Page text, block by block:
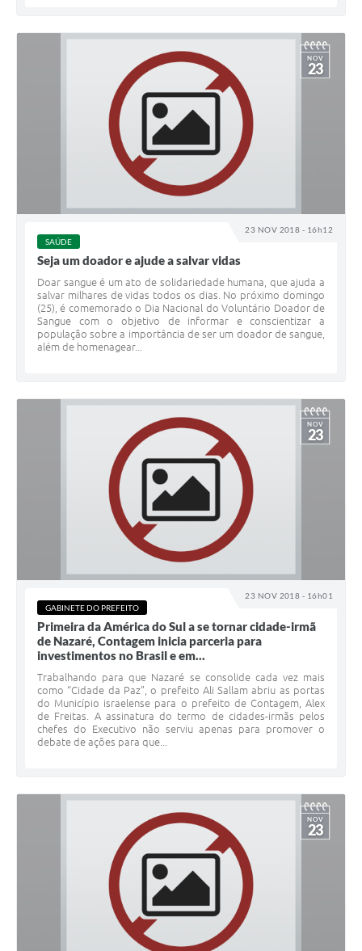
23 NOV 2018 - 16h12
NOV
23
SAÚDE
Seja um doador e ajude a salvar vidas
Doar sangue é um ato de solidariedade humana, que ajuda a
salvar milhares de vidas todos os dias. No próximo domingo
(25), é comemorado o Dia Nacional do Voluntário Doador de
Sangue com o objetivo de informar e conscientizar a
população sobre a importância de ser um doador de sangue,
além de homenagear...
23 NOV 2018 - 16h01
NOV
23
GABINETE DO PREFEITO
Primeira da América do Sul a se tornar cidade-irmã
de Nazaré, Contagem inicia parceria para
investimentos no Brasil e em...
Trabalhando para que Nazaré se consolide cada vez mais
como “Cidade da Paz”, o prefeito Ali Sallam abriu as portas
do Município israelense para o prefeito de Contagem, Alex
de Freitas. A assinatura do termo de cidades-irmãs pelos
chefes do Executivo não serviu apenas para promover o
debate de ações para que...
NOV
23